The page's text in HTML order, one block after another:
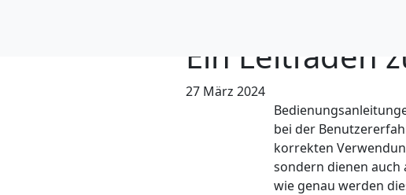
Ein Leitfaden
27 März 2024
bei der
korrekten
sondern dienen auch
wie genau werden